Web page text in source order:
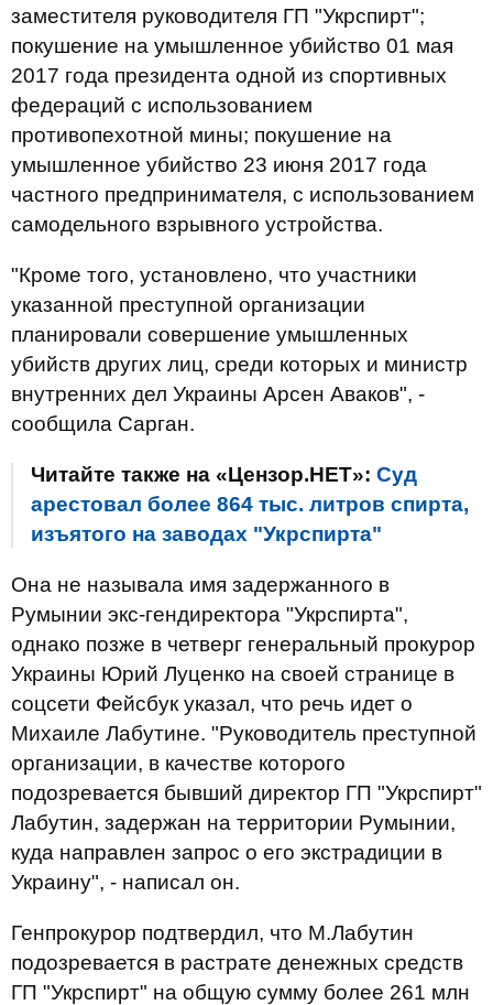
заместителя руководителя ГП "Укрспирт";
покушение на умышленное убийство 01 мая
2017 года президента одной из спортивных
федераций с использованием
противопехотной мины; покушение на
умышленное убийство 23 июня 2017 года
частного предпринимателя, с использованием
самодельного взрывного устройства.
"Кроме того, установлено, что участники
указанной преступной организации
планировали совершение умышленных
убийств других лиц, среди которых и министр
внутренних дел Украины Арсен Аваков", -
сообщила Сарган.
Читайте также на «Цензор.НЕТ»: Суд
арестовал более 864 тыс. литров спирта,
изъятого на заводах "Укрспирта"
Она не называла имя задержанного в
Румынии экс-гендиректора "Укрспирта",
однако позже в четверг генеральный прокурор
Украины Юрий Луценко на своей странице в
соцсети Фейсбук указал, что речь идет о
Михаиле Лабутине. "Руководитель преступной
организации, в качестве которого
подозревается бывший директор ГП "Укрспирт"
Лабутин, задержан на территории Румынии,
куда направлен запрос о его экстрадиции в
Украину", - написал он.
Генпрокурор подтвердил, что М.Лабутин
подозревается в растрате денежных средств
ГП "Укрспирт" на общую сумму более 261 млн